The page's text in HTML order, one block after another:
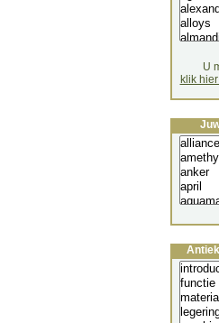
U
klik